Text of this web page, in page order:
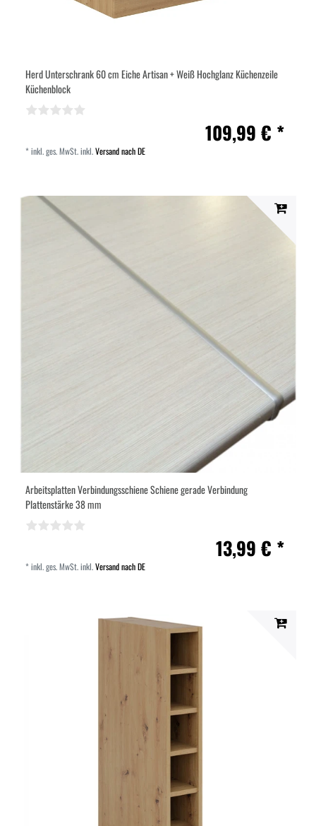
Herd Unterschrank 60 cm Eiche Artisan + Weiß Hochglanz Küchenzeile
Küchenblock
109,99 € *
*inkl. ges. MwSt.inkl.Versand nach DE
Arbeitsplatten Verbindungsschiene Schiene gerade Verbindung
Plattenstärke 38 mm
13,99 € *
*inkl. ges. MwSt.inkl.Versand nach DE